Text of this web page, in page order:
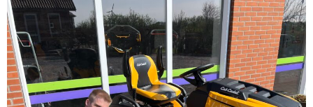
Consent Details About
This website uses cookies
We use cookies to personalise content and ads, to